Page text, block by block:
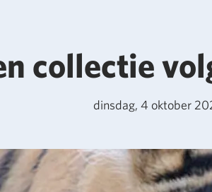
collectie
dinsdag, 4 oktober